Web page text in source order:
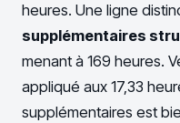
heures. Une ligne
supplémentaires
menant à 169 heures.
appliqué aux 17,33
supplémentaires est